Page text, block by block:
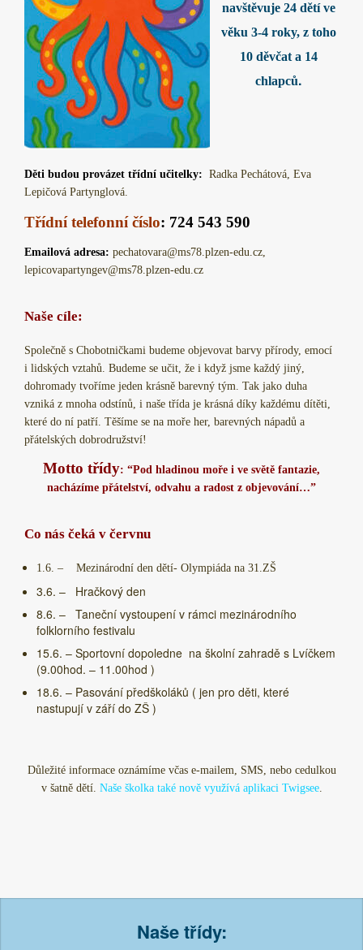
navštěvuje 24 dětí ve
věku 3-4 roky, z toho
10 děvčat a 14
chlapců.
Děti budou provázet třídní učitelky: Radka Pechátová, Eva
Lepičová Partynglová.
Třídní telefonní číslo: 724 543 590
Emailová adresa: pechatovara@ms78.plzen-edu.cz,
lepicovapartyngev@ms78.plzen-edu.cz
Naše cíle:
Společně s Chobotničkami budeme objevovat barvy přírody, emocí
i lidských vztahů. Budeme se učit, že i když jsme každý jiný,
dohromady tvoříme jeden krásně barevný tým. Tak jako duha
vzniká z mnoha odstínů, i naše třída je krásná díky každému dítěti,
které do ní patří. Těšíme se na moře her, barevných nápadů a
přátelských dobrodružství!
Motto třídy: “Pod hladinou moře i ve světě fantazie,
nacházíme přátelství, odvahu a radost z objevování…”
Co nás čeká v červnu
1.6. – Mezinárodní den dětí- Olympiáda na 31.ZŠ
3.6. – Hračkový den
8.6. – Taneční vystoupení v rámci mezinárodního
folklorního festivalu
15.6. – Sportovní dopoledne na školní zahradě s Lvíčkem
(9.00hod. – 11.00hod )
18.6. – Pasování předškoláků ( jen pro děti, které
nastupují v září do ZŠ )
Důležité informace oznámíme včas e-mailem, SMS, nebo cedulkou
v šatně dětí. Naše školka také nově využívá aplikaci Twigsee.
Naše třídy: